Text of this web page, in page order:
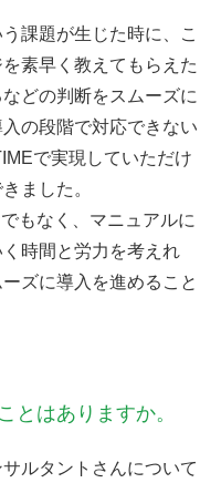
課題が生じた時に、こ
素早く教えてもらえた
どの判断をスムーズに
の段階で対応できない
で実現していただけ
ました。
もなく、マニュアルに
時間と労力を考えれ
ズに導入を進めること
とはありますか。
ルタントさんについて